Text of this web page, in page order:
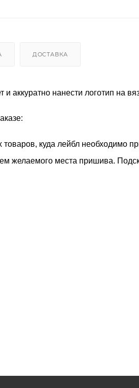
ДОСТАВКА
аккуратно нанести логотип на
куда лейбл необходимо
желаемого места пришива.